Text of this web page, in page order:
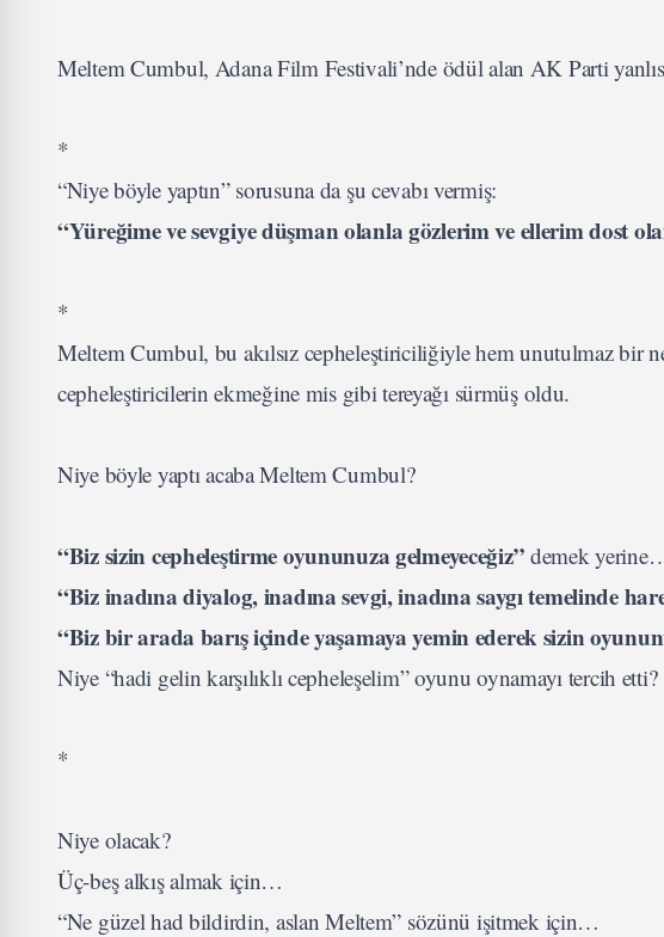
Meltem Cumbul, Adana Film Festivali’nde ödül alan AK Parti
*
“Niye böyle yaptın” sorusuna da şu cevabı vermiş:
“Yüreğime ve sevgiye düşman olanla gözlerim ve ellerim dost
*
Meltem Cumbul, bu akılsız cepheleştiriciliğiyle hem unutulmaz bir
cepheleştiricilerin ekmeğine mis gibi tereyağı sürmüş oldu.
Niye böyle yaptı acaba Meltem Cumbul?
“Biz sizin cepheleştirme oyununuza gelmeyeceğiz”demek
“Biz inadına diyalog, inadına sevgi, inadına saygı temelinde
“Biz bir arada barış içinde yaşamaya yemin ederek sizin
Niye “hadi gelin karşılıklı cepheleşelim” oyunu oynamayı tercih etti?
*
Niye olacak?
Üç-beş alkış almak için…
“Ne güzel had bildirdin, aslan Meltem” sözünü işitmek için…